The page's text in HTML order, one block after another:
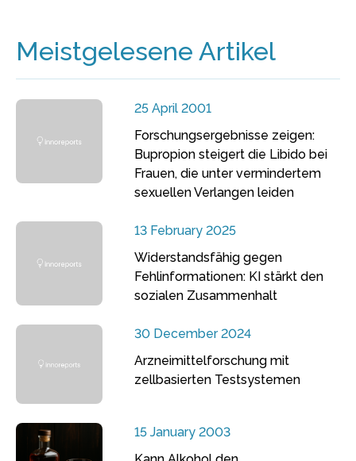
Meistgelesene Artikel
25 April 2001
Forschungsergebnisse zeigen:
Bupropion steigert die Libido bei
Frauen, die unter vermindertem
sexuellen Verlangen leiden
13 February 2025
Widerstandsfähig gegen
Fehlinformationen: KI stärkt den
sozialen Zusammenhalt
30 December 2024
Arzneimittelforschung mit
zellbasierten Testsystemen
15 January 2003